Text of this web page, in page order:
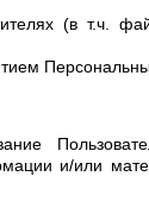
(в т.ч.
и/или